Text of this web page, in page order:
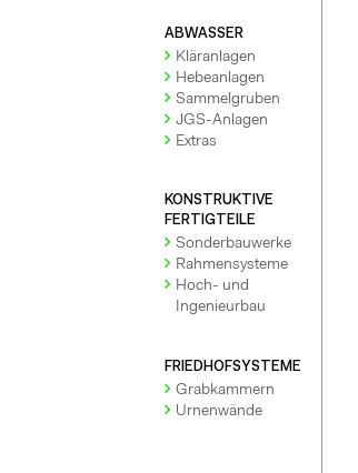
ABWASSER
Kläranlagen
Hebeanlagen
Sammelgruben
JGS-Anlagen
Extras
KONSTRUKTIVE
FERTIGTEILE
Sonderbauwerke
Rahmensysteme
Hoch- und
Ingenieurbau
FRIEDHOFSYSTEME
Grabkammern
Urnenwände